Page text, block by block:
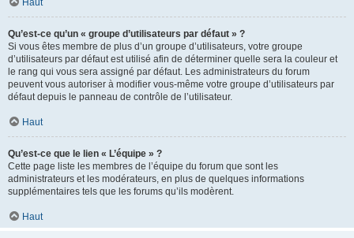
Haut
Qu’est-ce qu’un « groupe d’utilisateurs par défaut » ?
Si vous êtes membre de plus d’un groupe d’utilisateurs, votre groupe
d’utilisateurs par défaut est utilisé afin de déterminer quelle sera la couleur et
le rang qui vous sera assigné par défaut. Les administrateurs du forum
peuvent vous autoriser à modifier vous-même votre groupe d’utilisateurs par
défaut depuis le panneau de contrôle de l’utilisateur.
Haut
Qu’est-ce que le lien « L’équipe » ?
Cette page liste les membres de l’équipe du forum que sont les
administrateurs et les modérateurs, en plus de quelques informations
supplémentaires tels que les forums qu’ils modèrent.
Haut